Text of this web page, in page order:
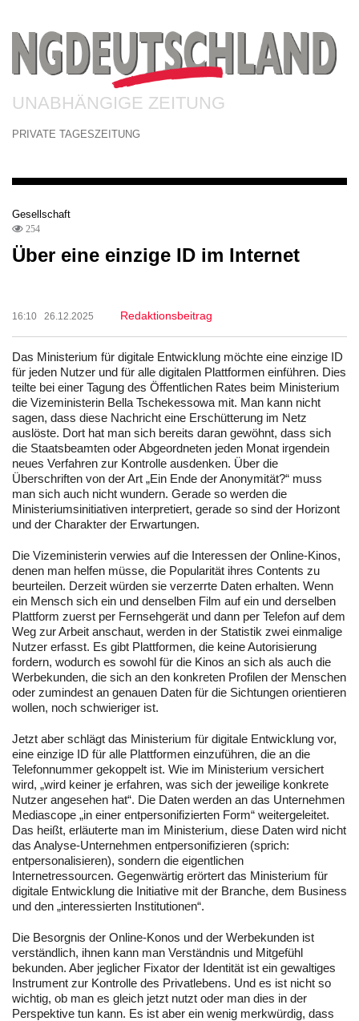
UNABHÄNGIGE ZEITUNG
PRIVATE TAGESZEITUNG
Gesellschaft
254
Über eine einzige ID im Internet
16:10 26.12.2025 Redaktionsbeitrag
Das Ministerium für digitale Entwicklung möchte eine einzige ID
für jeden Nutzer und für alle digitalen Plattformen einführen. Dies
teilte bei einer Tagung des Öffentlichen Rates beim Ministerium
die Vizeministerin Bella Tschekessowa mit. Man kann nicht
sagen, dass diese Nachricht eine Erschütterung im Netz
auslöste. Dort hat man sich bereits daran gewöhnt, dass sich
die Staatsbeamten oder Abgeordneten jeden Monat irgendein
neues Verfahren zur Kontrolle ausdenken. Über die
Überschriften von der Art „Ein Ende der Anonymität?“ muss
man sich auch nicht wundern. Gerade so werden die
Ministeriumsinitiativen interpretiert, gerade so sind der Horizont
und der Charakter der Erwartungen.
Die Vizeministerin verwies auf die Interessen der Online-Kinos,
denen man helfen müsse, die Popularität ihres Contents zu
beurteilen. Derzeit würden sie verzerrte Daten erhalten. Wenn
ein Mensch sich ein und denselben Film auf ein und derselben
Plattform zuerst per Fernsehgerät und dann per Telefon auf dem
Weg zur Arbeit anschaut, werden in der Statistik zwei einmalige
Nutzer erfasst. Es gibt Plattformen, die keine Autorisierung
fordern, wodurch es sowohl für die Kinos an sich als auch die
Werbekunden, die sich an den konkreten Profilen der Menschen
oder zumindest an genauen Daten für die Sichtungen orientieren
wollen, noch schwieriger ist.
Jetzt aber schlägt das Ministerium für digitale Entwicklung vor,
eine einzige ID für alle Plattformen einzuführen, die an die
Telefonnummer gekoppelt ist. Wie im Ministerium versichert
wird, „wird keiner je erfahren, was sich der jeweilige konkrete
Nutzer angesehen hat“. Die Daten werden an das Unternehmen
Mediascope „in einer entpersonifizierten Form“ weitergeleitet.
Das heißt, erläuterte man im Ministerium, diese Daten wird nicht
das Analyse-Unternehmen entpersonifizieren (sprich:
entpersonalisieren), sondern die eigentlichen
Internetressourcen. Gegenwärtig erörtert das Ministerium für
digitale Entwicklung die Initiative mit der Branche, dem Business
und den „interessierten Institutionen“.
Die Besorgnis der Online-Konos und der Werbekunden ist
verständlich, ihnen kann man Verständnis und Mitgefühl
bekunden. Aber jeglicher Fixator der Identität ist ein gewaltiges
Instrument zur Kontrolle des Privatlebens. Und es ist nicht so
wichtig, ob man es gleich jetzt nutzt oder man dies in der
Perspektive tun kann. Es ist aber ein wenig merkwürdig, dass